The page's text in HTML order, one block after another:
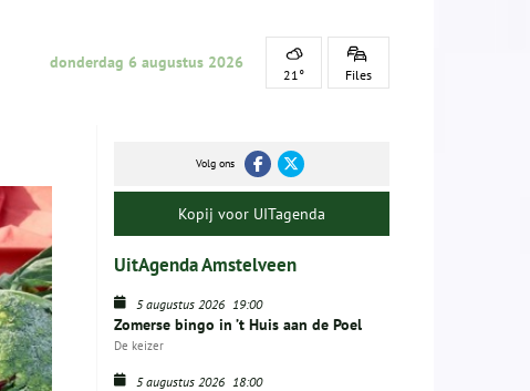
donderdag 6 augustus 2026
21° Files
Volg ons
Kopij voor UITagenda
UitAgenda Amstelveen
5 augustus 2026 19:00
Zomerse bingo in ’t Huis aan de Poel
De keizer
5 augustus 2026 18:00